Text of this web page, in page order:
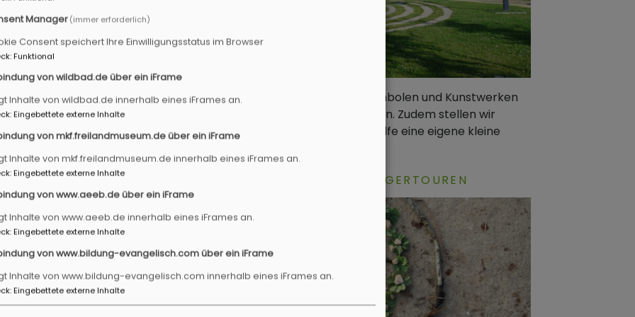
zum Pilgern und
Meditationswege laden mit Hilfe von Symbolen und Kunstwerken
zur Vertiefung der eigenen Spiritualität ein. Zudem stellen wir
Themenflyer zur Verfügung, mit deren Hilfe eine eigene kleine
IMPULSE FÜR KLEINE PILGERTOUREN
Manager(immer erforderlich)
Consent speichert Ihre Einwilligungsstatus im Browser
:Funktional
von wildbad.de über ein iFrame
Inhalte von wildbad.de innerhalb eines iFrames an.
:Eingebettete externe Inhalte
von mkf.freilandmuseum.de über ein iFrame
Inhalte von mkf.freilandmuseum.de innerhalb eines iFrames an.
:Eingebettete externe Inhalte
von www.aeeb.de über ein iFrame
Inhalte von www.aeeb.de innerhalb eines iFrames an.
:Eingebettete externe Inhalte
von www.bildung-evangelisch.com über ein iFrame
Inhalte von www.bildung-evangelisch.com innerhalb eines iFrames an.
:Eingebettete externe Inhalte